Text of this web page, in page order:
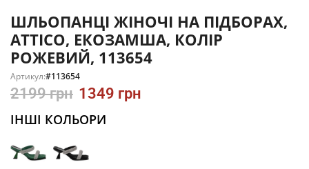
ШЛЬОПАНЦІ ЖІНОЧІ НА ПІДБОРАХ,
ATTICO, ЕКОЗАМША, КОЛІР
РОЖЕВИЙ, 113654
Артикул:#113654
2199грн 1349 грн
ІНШІ КОЛЬОРИ